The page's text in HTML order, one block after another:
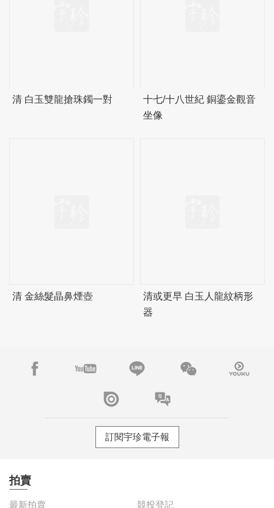
清 白玉雙龍搶珠鐲一對
十七/十八世紀 銅鎏金觀音
坐像
清 金絲髮晶鼻煙壺
清或更早 白玉人龍紋柄形
器
訂閱宇珍電子報
拍賣
最新拍賣 競投登記